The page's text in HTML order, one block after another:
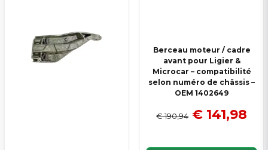
Berceau moteur / cadre
avant pour Ligier &
Microcar – compatibilité
selon numéro de châssis –
OEM 1402649
€ 190,94 € 141,98